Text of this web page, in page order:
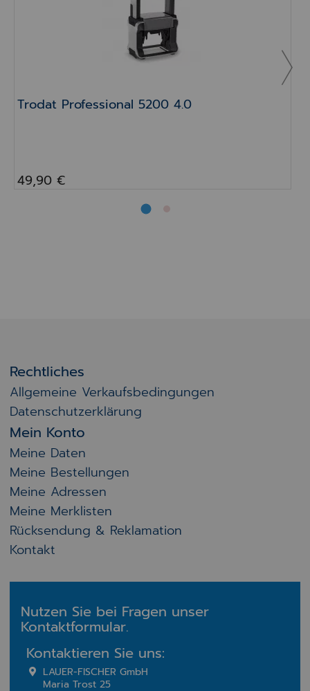
Trodat Professional 5200 4.0
49,90 €
Rechtliches
Allgemeine Verkaufsbedingungen
Datenschutzerklärung
Mein Konto
Meine Daten
Meine Bestellungen
Meine Adressen
Meine Merklisten
Rücksendung & Reklamation
Kontakt
Nutzen Sie bei Fragen unser
Kontaktformular.
Kontaktieren Sie uns:
LAUER-FISCHER GmbH
Maria Trost 25